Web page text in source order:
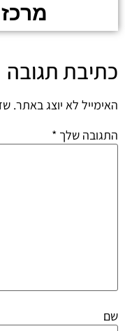
כתיבת תגובה
האימייל לא יוצג באתר.
התגובה שלך *
שם